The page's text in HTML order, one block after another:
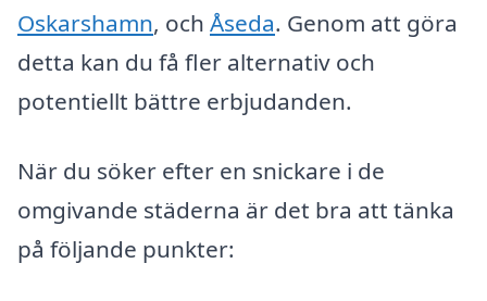
Oskarshamn, och Åseda. Genom att göra
detta kan du få fler alternativ och
potentiellt bättre erbjudanden.
När du söker efter en snickare i de
omgivande städerna är det bra att tänka
på följande punkter: